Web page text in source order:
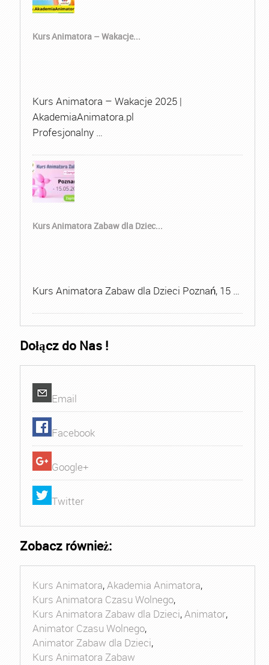
Kurs Animatora – Wakacje...
Kurs Animatora – Wakacje 2025 |
AkademiaAnimatora.pl
Profesjonalny …
Kurs Animatora Zabaw dla Dziec...
Kurs Animatora Zabaw dla Dzieci Poznań, 15 …
Dołącz do Nas !
Email
Facebook
Google+
Twitter
Zobacz również:
Kurs Animatora,Akademia Animatora,
Kurs Animatora Czasu Wolnego,
Kurs Animatora Zabaw dla Dzieci,Animator,
Animator Czasu Wolnego,
Animator Zabaw dla Dzieci,
Kurs Animatora Zabaw